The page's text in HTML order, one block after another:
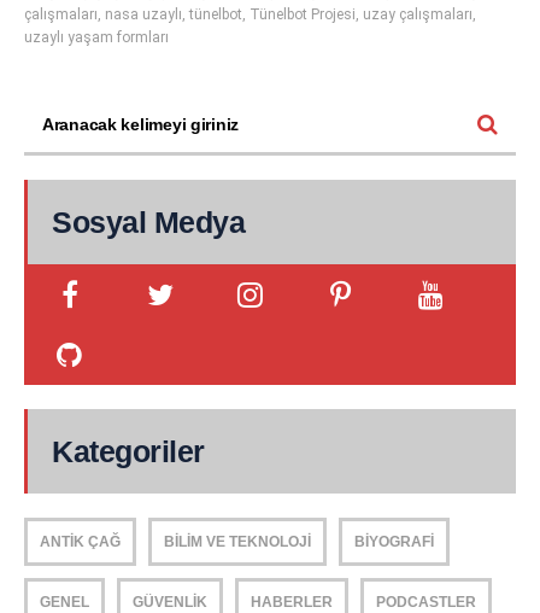
çalışmaları, nasa uzaylı,tünelbot, Tünelbot Projesi, uzay çalışmaları,
uzaylı yaşam formları
Sosyal Medya
Kategoriler
ANTIK ÇAĞ BILIM VE TEKNOLOJI BIYOGRAFI
GENEL GÜVENLIK HABERLER PODCASTLER